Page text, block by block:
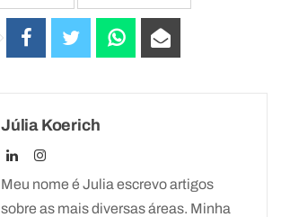
Júlia Koerich
Meu nome é Julia escrevo artigos
sobre as mais diversas áreas. Minha